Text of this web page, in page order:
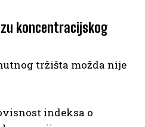
koncentracijskog
tržišta možda nije
indeksa o